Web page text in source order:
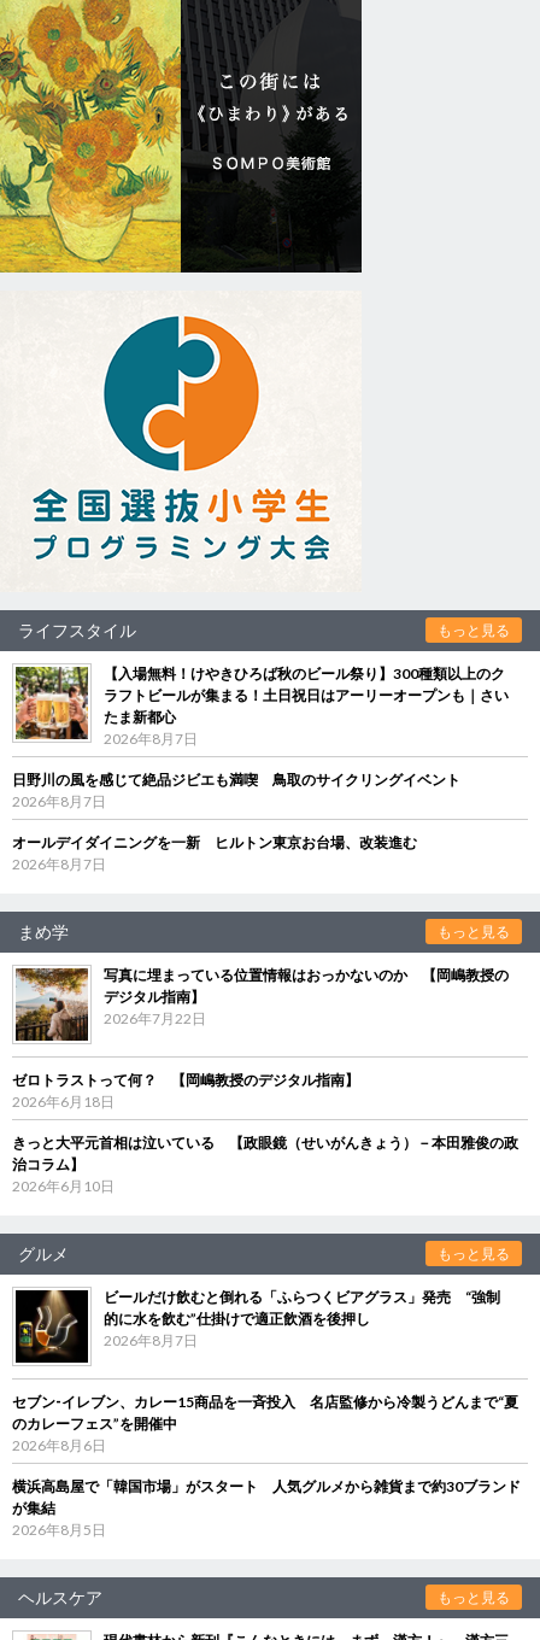
ライフスタイル もっと見る
【入場無料！けやきひろば秋のビール祭り】300種類以上のク
ラフトビールが集まる！土日祝日はアーリーオープンも｜さい
たま新都心
2026年8月7日
日野川の風を感じて絶品ジビエも満喫 鳥取のサイクリングイベント
2026年8月7日
オールデイダイニングを一新 ヒルトン東京お台場、改装進む
2026年8月7日
まめ学 もっと見る
写真に埋まっている位置情報はおっかないのか 【岡嶋教授の
デジタル指南】
2026年7月22日
ゼロトラストって何？ 【岡嶋教授のデジタル指南】
2026年6月18日
きっと大平元首相は泣いている 【政眼鏡（せいがんきょう）－本田雅俊の政
治コラム】
2026年6月10日
グルメ もっと見る
ビールだけ飲むと倒れる「ふらつくビアグラス」発売 “強制
的に水を飲む”仕掛けで適正飲酒を後押し
2026年8月7日
セブン‐イレブン、カレー15商品を一斉投入 名店監修から冷製うどんまで“夏
のカレーフェス”を開催中
2026年8月6日
横浜高島屋で「韓国市場」がスタート 人気グルメから雑貨まで約30ブランド
が集結
2026年8月5日
ヘルスケア もっと見る